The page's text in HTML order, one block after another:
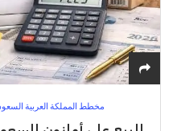
مخطط المملكة العربية